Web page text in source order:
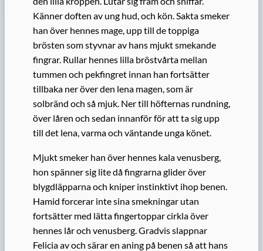
Känner doften av ung hud, och kön. Sakta smeker
han över hennes mage, upp till de toppiga
brösten som styvnar av hans mjukt smekande
fingrar. Rullar hennes lilla bröstvårta mellan
tummen och pekfingret innan han fortsätter
tillbaka ner över den lena magen, som är
solbränd och så mjuk. Ner till höfternas rundning,
över låren och sedan innanför för att ta sig upp
till det lena, varma och väntande unga könet.
Mjukt smeker han över hennes kala venusberg,
hon spänner sig lite då fingrarna glider över
blygdläpparna och kniper instinktivt ihop benen.
Hamid forcerar inte sina smekningar utan
fortsätter med lätta fingertoppar cirkla över
hennes lår och venusberg. Gradvis slappnar
Felicia av och särar en aning på benen så att hans